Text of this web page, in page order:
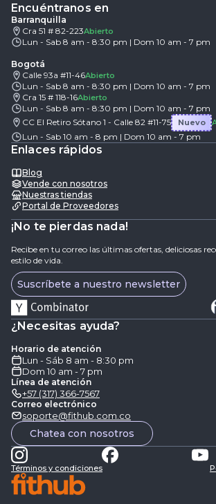
Encuéntranos en
Barranquilla
Cra 51 # 82-223Abierto
Lun - Sab 8 am - 8:30 pm | Dom 10 am - 7 pm
Bogotá
Calle 93a #11-46Abierto
Lun - Sab 8 am - 8:30 pm | Dom 10 am - 7 pm
Cra 15 # 118-16Abierto
Lun - Sab 8 am - 8:30 pm | Dom 10 am - 7 pm
CC El Retiro Sótano 1 - Calle 82 #11-75
Nuevo
Lun - Sab 10 am - 8 pm | Dom 10 am - 7 pm
Enlaces rápidos
Blog
Vende con nosotros
Nuestras tiendas
Portal de Proveedores
¡No te pierdas nada!
Recibe en tu correo las últimas ofertas, deliciosas
estilo de vida.
Suscríbete a nuestro newsletter
¿Necesitas ayuda?
Horario de atención
Lun - Sáb 8 am - 8:30 pm
Dom 10 am - 7 pm
Línea de atención
+57 (317) 366-7567
Correo electrónico
soporte@fithub.com.co
Chatea con nosotros
Términos y condiciones